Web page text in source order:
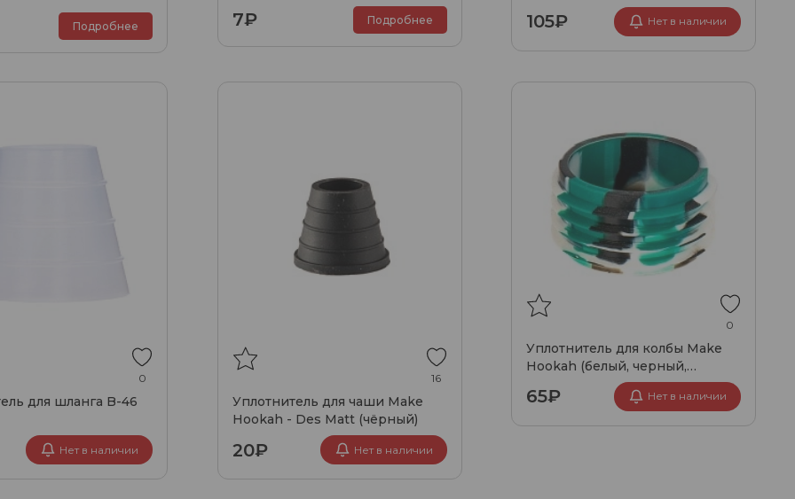
Подробнее 7₽ Подробнее 105₽ Нет в наличии
0
для шланга B-46
Нет в наличии
16
Уплотнитель для чаши Make
Hookah - Des Matt (чёрный)
20₽ Нет в наличии
0
Уплотнитель для колбы Make
Hookah (белый, черный,
65₽ Нет в наличии